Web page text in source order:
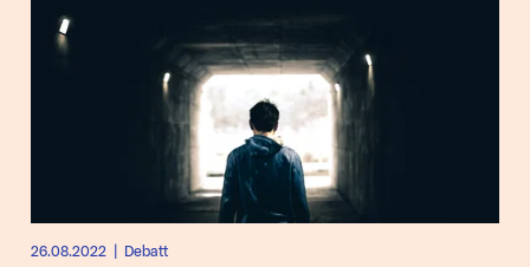
26.08.2022 | Debatt